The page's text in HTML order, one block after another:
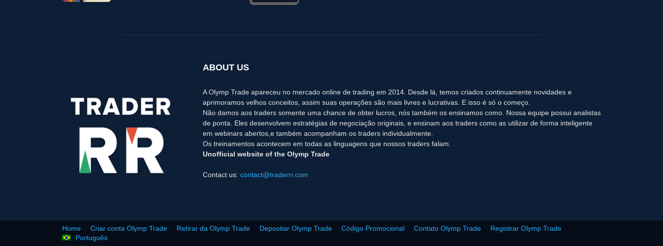
ABOUT US
A Olymp Trade apareceu no mercado online de trading em 2014. Desde lá, temos criados continuamente novidades e
aprimoramos velhos conceitos, assim suas operações são mais livres e lucrativas. E isso é só o começo.
Não damos aos traders somente uma chance de obter lucros, nós também os ensinamos como. Nossa equipe possui analistas
de ponta. Eles desenvolvem estratégias de negociação originais, e ensinam aos traders como as utilizar de forma inteligente
em webinars abertos,e também acompanham os traders individualmente.
Os treinamentos acontecem em todas as linguagens que nossos traders falam.
Unofficial website of the Olymp Trade
Contact us: contact@traderrr.com
Home Criar conta Olymp Trade Retirar da Olymp Trade Depositar Olymp Trade Código Promocional Contato Olymp Trade
Registrar Olymp Trade
Português